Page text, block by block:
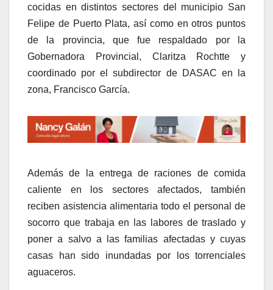
cocidas en distintos sectores del municipio San
Felipe de Puerto Plata, así como en otros puntos
de la provincia, que fue respaldado por la
Gobernadora Provincial, Claritza Rochtte y
coordinado por el subdirector de DASAC en la
zona, Francisco García.
Además de la entrega de raciones de comida
caliente en los sectores afectados, también
reciben asistencia alimentaria todo el personal de
socorro que trabaja en las labores de traslado y
poner a salvo a las familias afectadas y cuyas
casas han sido inundadas por los torrenciales
aguaceros.